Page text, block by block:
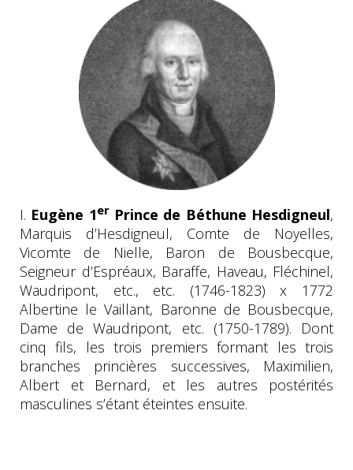
I. Eugène 1erPrince de Béthune Hesdigneul,
Marquis d’Hesdigneul, Comte de Noyelles,
Vicomte de Nielle, Baron de Bousbecque,
Seigneur d’Espréaux, Baraffe, Haveau, Fléchinel,
Waudripont, etc., etc. (1746-1823) x 1772
Albertine le Vaillant, Baronne de Bousbecque,
Dame de Waudripont, etc. (1750-1789). Dont
cinq fils, les trois premiers formant les trois
branches princières successives, Maximilien,
Albert et Bernard, et les autres postérités
masculines s’étant éteintes ensuite.